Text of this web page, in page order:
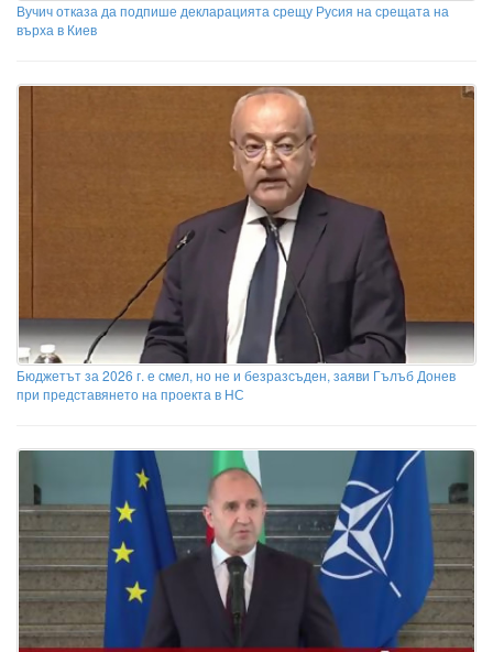
Вучич отказа да подпише декларацията срещу Русия на срещата на
върха в Киев
Бюджетът за 2026 г. е смел, но не и безразсъден, заяви Гълъб Донев
при представянето на проекта в НС